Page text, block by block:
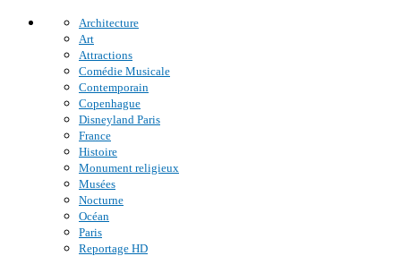
Architecture
Art
Attractions
Comédie Musicale
Contemporain
Copenhague
Disneyland Paris
France
Histoire
Monument religieux
Musées
Nocturne
Océan
Paris
Reportage HD